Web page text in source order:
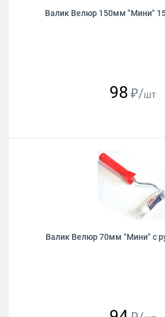
Валик Велюр 150мм "Мини"
98 ₽/шт
Валик Велюр 70мм "Мини" с